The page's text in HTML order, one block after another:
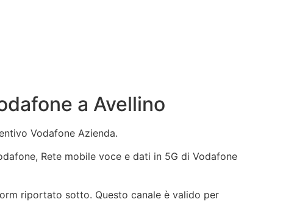
a Avellino
Vodafone Azienda.
Rete mobile voce e dati in 5G di Vodafone
riportato sotto. Questo canale è valido per